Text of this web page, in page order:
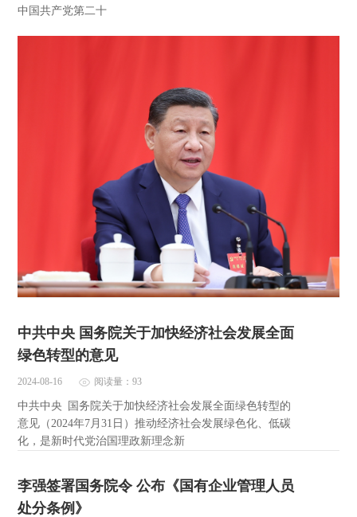
中国共产党第二十
中共中央 国务院关于加快经济社会发展全面
绿色转型的意见
2024-08-16 阅读量：93
中共中央 国务院关于加快经济社会发展全面绿色转型的
意见（2024年7月31日）推动经济社会发展绿色化、低碳
化，是新时代党治国理政新理念新
李强签署国务院令 公布《国有企业管理人员
处分条例》